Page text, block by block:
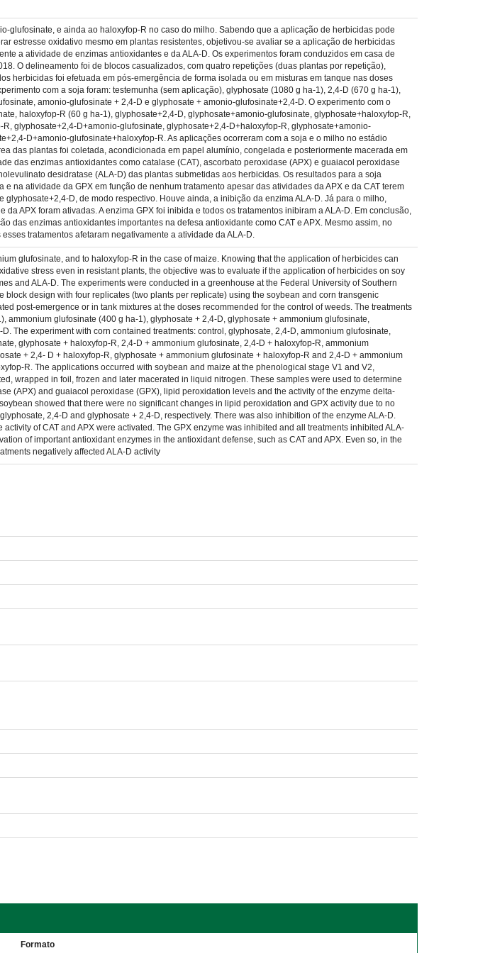
glufosinate, e ainda ao haloxyfop-R no caso do milho. Sabendo que a aplicação de herbicidas pode
estresse oxidativo mesmo em plantas resistentes, objetivou-se avaliar se a aplicação de herbicidas
a atividade de enzimas antioxidantes e da ALA-D. Os experimentos foram conduzidos em casa de
O delineamento foi de blocos casualizados, com quatro repetições (duas plantas por repetição),
herbicidas foi efetuada em pós-emergência de forma isolada ou em misturas em tanque nas doses
com a soja foram: testemunha (sem aplicação), glyphosate (1080 g ha-1), 2,4-D (670 g ha-1),
amonio-glufosinate + 2,4-D e glyphosate + amonio-glufosinate+2,4-D. O experimento com o
haloxyfop-R (60 g ha-1), glyphosate+2,4-D, glyphosate+amonio-glufosinate, glyphosate+haloxyfop-R,
glyphosate+2,4-D+amonio-glufosinate, glyphosate+2,4-D+haloxyfop-R, glyphosate+amonio-
D+amonio-glufosinate+haloxyfop-R. As aplicações ocorreram com a soja e o milho no estádio
das plantas foi coletada, acondicionada em papel alumínio, congelada e posteriormente macerada em
das enzimas antioxidantes como catalase (CAT), ascorbato peroxidase (APX) e guaiacol peroxidase
desidratase (ALA-D) das plantas submetidas aos herbicidas. Os resultados para a soja
na atividade da GPX em função de nenhum tratamento apesar das atividades da APX e da CAT terem
D, de modo respectivo. Houve ainda, a inibição da enzima ALA-D. Já para o milho,
APX foram ativadas. A enzima GPX foi inibida e todos os tratamentos inibiram a ALA-D. Em conclusão,
das enzimas antioxidantes importantes na defesa antioxidante como CAT e APX. Mesmo assim, no
tratamentos afetaram negativamente a atividade da ALA-D.
glufosinate, and to haloxyfop-R in the case of maize. Knowing that the application of herbicides can
stress even in resistant plants, the objective was to evaluate if the application of herbicides on soy
and ALA-D. The experiments were conducted in a greenhouse at the Federal University of Southern
design with four replicates (two plants per replicate) using the soybean and corn transgenic
post-emergence or in tank mixtures at the doses recommended for the control of weeds. The treatments
ammonium glufosinate (400 g ha-1), glyphosate + 2,4-D, glyphosate + ammonium glufosinate,
The experiment with corn contained treatments: control, glyphosate, 2,4-D, ammonium glufosinate,
glyphosate + haloxyfop-R, 2,4-D + ammonium glufosinate, 2,4-D + haloxyfop-R, ammonium
+ 2,4- D + haloxyfop-R, glyphosate + ammonium glufosinate + haloxyfop-R and 2,4-D + ammonium
R. The applications occurred with soybean and maize at the phenological stage V1 and V2,
wrapped in foil, frozen and later macerated in liquid nitrogen. These samples were used to determine
(APX) and guaiacol peroxidase (GPX), lipid peroxidation levels and the activity of the enzyme delta-
showed that there were no significant changes in lipid peroxidation and GPX activity due to no
2,4-D and glyphosate + 2,4-D, respectively. There was also inhibition of the enzyme ALA-D.
of CAT and APX were activated. The GPX enzyme was inhibited and all treatments inhibited ALA-
of important antioxidant enzymes in the antioxidant defense, such as CAT and APX. Even so, in the
negatively affected ALA-D activity
Formato